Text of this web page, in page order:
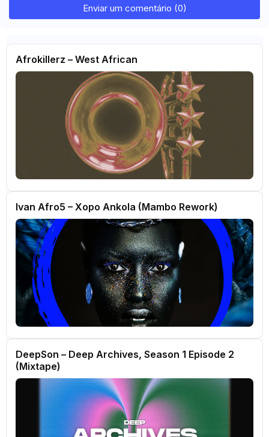
Enviar um comentário (0)
Afrokillerz – West African
Ivan Afro5 – Xopo Ankola (Mambo Rework)
DeepSon – Deep Archives, Season 1 Episode 2
(Mixtape)